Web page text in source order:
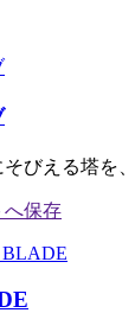
びえる塔を